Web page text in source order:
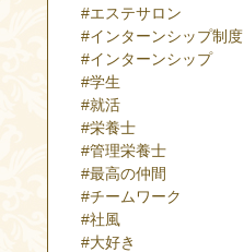
#エステサロン
#インターンシップ制度
#インターンシップ
#学生
#就活
#栄養士
#管理栄養士
#最高の仲間
#チームワーク
#社風
#大好き